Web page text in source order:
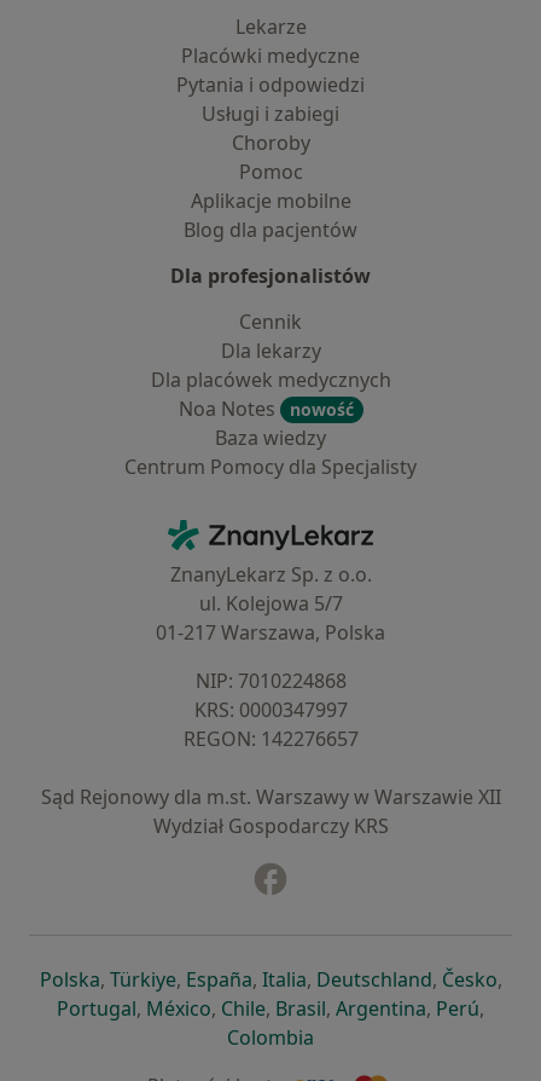
Lekarze
Placówki medyczne
Pytania i odpowiedzi
Usługi i zabiegi
Choroby
Pomoc
Aplikacje mobilne
Blog dla pacjentów
Dla profesjonalistów
Cennik
Dla lekarzy
Dla placówek medycznych
Noa Notes
nowość
Baza wiedzy
Centrum Pomocy dla Specjalisty
ZnanyLekarz - Strona główna
ZnanyLekarz Sp. z o.o.
ul. Kolejowa 5/7
01-217 Warszawa, Polska
NIP: ⁠7010224868
KRS: ⁠0000347997
REGON: ⁠142276657
Sąd Rejonowy dla m.st. Warszawy w Warszawie XII
Wydział Gospodarczy KRS
Polskaotwiera się w nowej karcie
, Türkiyeotwiera się w nowej karcie
, Españaotwiera się w nowej karcie
, Italiaotwiera się w nowej
, Deutschlandotwiera się
, Česko,
Portugalotwiera się w nowej karcie
, Méxicootwiera się w nowej karcie
, Chileotwiera się w nowej karcie
, Brasilotwiera się w nowej
, Argentinaotwiera się
, Perú,
Colombia